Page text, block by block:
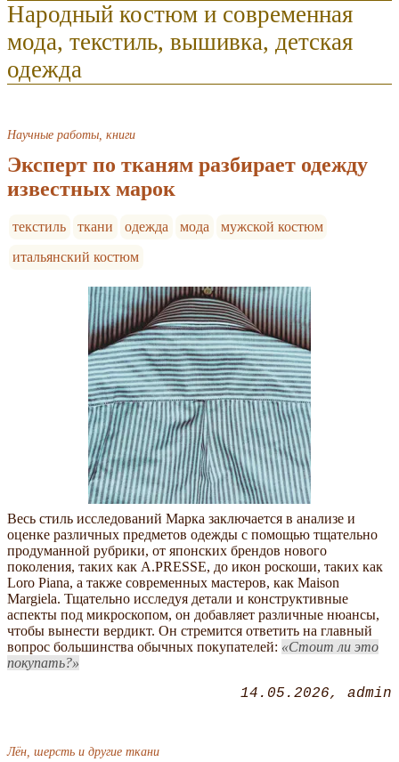
Народный костюм и современная
мода, текстиль, вышивка, детская
одежда
Научные работы, книги
Эксперт по тканям разбирает одежду
известных марок
текстиль ткани одежда мода
мужской костюм
итальянский костюм
Весь стиль исследований Марка заключается в анализе и
оценке различных предметов одежды с помощью тщательно
продуманной рубрики, от японских брендов нового
поколения, таких как A.PRESSE, до икон роскоши, таких как
Loro Piana, а также современных мастеров, как Maison
Margiela. Тщательно исследуя детали и конструктивные
аспекты под микроскопом, он добавляет различные нюансы,
чтобы вынести вердикт. Он стремится ответить на главный
вопрос большинства обычных покупателей:
Стоит ли это
покупать?
14.05.2026 admin
Лён, шерсть и другие ткани